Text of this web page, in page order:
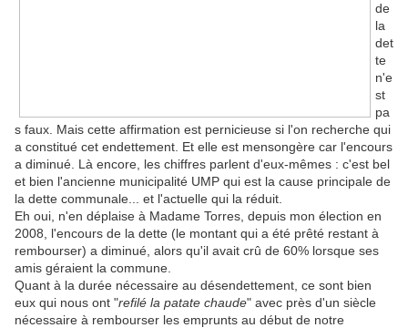
de
la
det
te
n'e
st
pa
s faux. Mais cette affirmation est pernicieuse si l'on recherche qui
a constitué cet endettement. Et elle est mensongère car l'encours
a diminué. Là encore, les chiffres parlent d'eux-mêmes : c'est bel
et bien l'ancienne municipalité UMP qui est la cause principale de
la dette communale... et l'actuelle qui la réduit.
Eh oui, n'en déplaise à Madame Torres, depuis mon élection en
2008, l'encours de la dette (le montant qui a été prêté restant à
rembourser) a diminué, alors qu'il avait crû de 60% lorsque ses
amis géraient la commune.
Quant à la durée nécessaire au désendettement, ce sont bien
eux qui nous ont "refilé la patate chaude" avec près d'un siècle
nécessaire à rembourser les emprunts au début de notre